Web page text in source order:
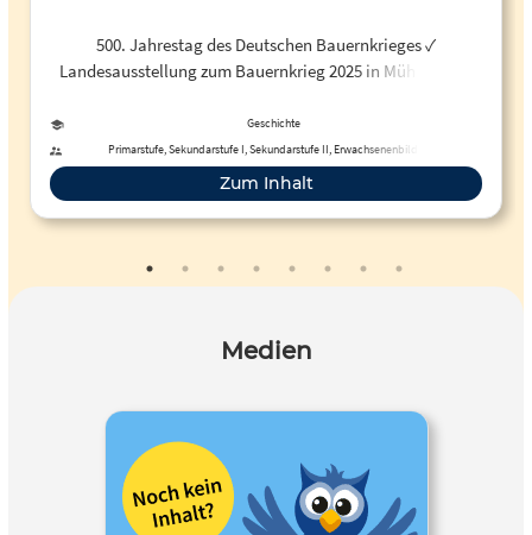
500. Jahrestag des Deutschen Bauernkrieges ✓
Landesausstellung zum Bauernkrieg 2025 in Mühlhausen
Geschichte
Primarstufe, Sekundarstufe I, Sekundarstufe II, Erwachsenenbildung
Zum Inhalt
Medien